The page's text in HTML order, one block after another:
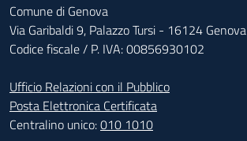
Comune di Genova
Via Garibaldi 9, Palazzo Tursi - 16124 Genova
Codice fiscale / P. IVA: 00856930102
Ufficio Relazioni con il Pubblico
Posta Elettronica Certificata
Centralino unico:010 1010